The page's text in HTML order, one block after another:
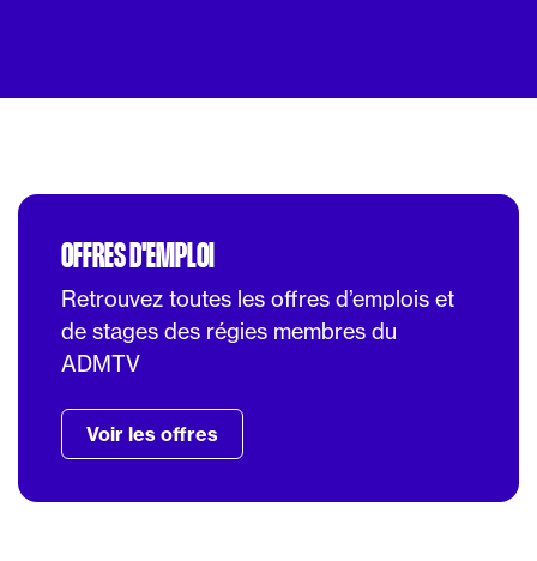
OFFRES D'EMPLOI
Retrouvez toutes les offres d’emplois et
de stages des régies membres du
ADMTV
Voir les offres